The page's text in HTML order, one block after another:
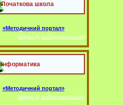
Початкова школа
«Методичний портал»
widget @ surfing-waves.com
Інформатика
«Методичний портал»
widget @ surfing-waves.com